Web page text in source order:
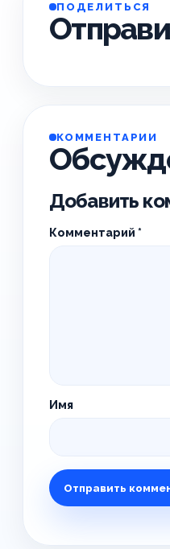
ПОДЕЛИТЬСЯ
КОММЕНТАРИИ
Добавить
Комментарий *
Имя